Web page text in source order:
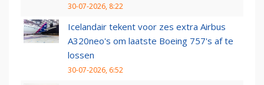
30-07-2026, 8:22
Icelandair tekent voor zes extra Airbus
A320neo's om laatste Boeing 757's af te
lossen
30-07-2026, 6:52